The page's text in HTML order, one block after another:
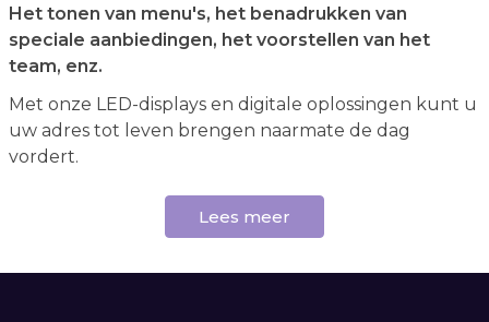
Het tonen van menu's, het benadrukken van
speciale aanbiedingen, het voorstellen van het
team, enz.
Met onze LED-displays en digitale oplossingen kunt u
uw adres tot leven brengen naarmate de dag
vordert.
Lees meer